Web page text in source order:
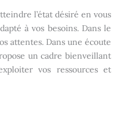
l’état désiré en vous
à vos besoins. Dans le
attentes. Dans une écoute
un cadre bienveillant
vos ressources et